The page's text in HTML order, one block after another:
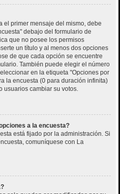
el primer mensaje del mismo, debe
debajo del formulario de
que no posee los permisos
un título y al menos dos opciones
de que cada opción se encuentre
También puede elegir el número
en la etiqueta "Opciones por
la encuesta (0 para duración infinita)
usuarios cambiar su votos.
a la encuesta?
está fijado por la administración. Si
comuníquese con La